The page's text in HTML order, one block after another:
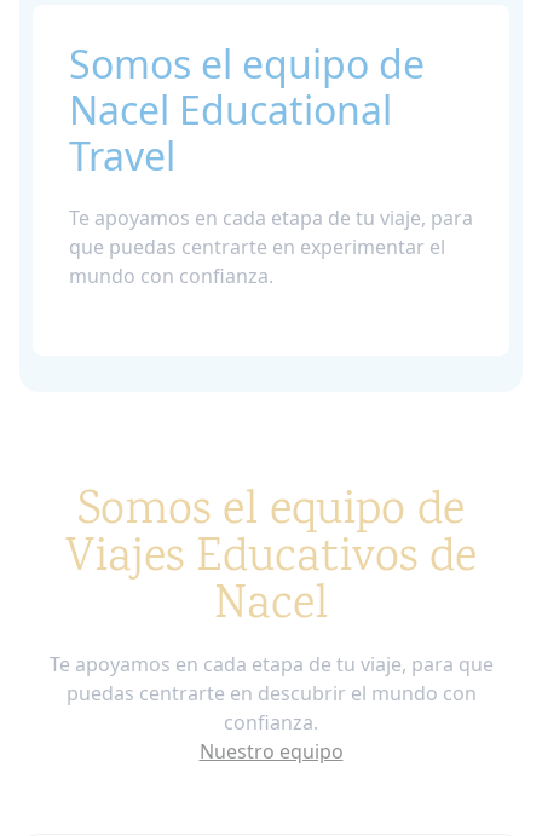
Somos el equipo de
Nacel Educational
Travel
Te apoyamos en cada etapa de tu viaje, para
que puedas centrarte en experimentar el
mundo con confianza.
Somos el equipo de
Viajes Educativos de
Nacel
Te apoyamos en cada etapa de tu viaje, para que
puedas centrarte en descubrir el mundo con
confianza.
Nuestro equipo